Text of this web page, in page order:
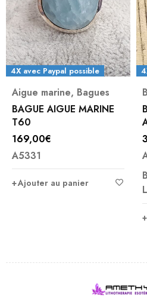
4X avec Paypal possible
Aigue marine, Bagues
BAGUE AIGUE MARINE
T60
169,00€
A5331
Ajouter au panier